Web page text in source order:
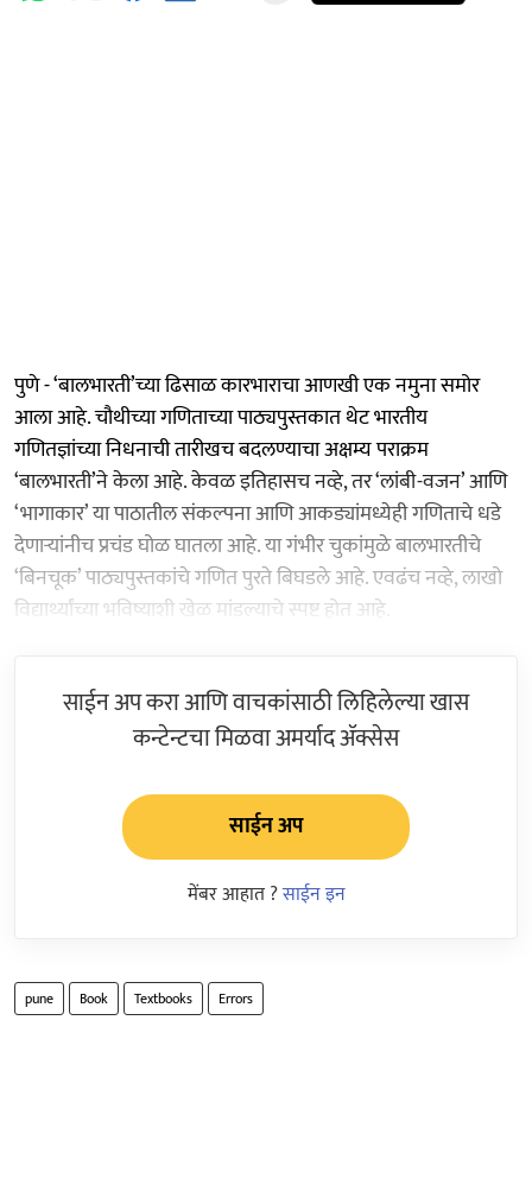
पुणे - ‘बालभारती’च्या ढिसाळ कारभाराचा आणखी एक नमुना समोर
आला आहे. चौथीच्या गणिताच्या पाठ्यपुस्तकात थेट भारतीय
गणितज्ञांच्या निधनाची तारीखच बदलण्याचा अक्षम्य पराक्रम
‘बालभारती’ने केला आहे. केवळ इतिहासच नव्हे, तर ‘लांबी-वजन’ आणि
‘भागाकार’ या पाठातील संकल्पना आणि आकड्यांमध्येही गणिताचे धडे
देणाऱ्यांनीच प्रचंड घोळ घातला आहे. या गंभीर चुकांमुळे बालभारतीचे
‘बिनचूक’ पाठ्यपुस्तकांचे गणित पुरते बिघडले आहे. एवढंच नव्हे, लाखो
विद्यार्थ्यांच्या भविष्याशी खेळ मांडल्याचे स्पष्ट होत आहे.
साईन अप करा आणि वाचकांसाठी लिहिलेल्या खास
कन्टेन्टचा मिळवा अमर्याद ॲक्सेस
साईन अप
मेंबर आहात ?साईन इन
pune Book Textbooks Errors